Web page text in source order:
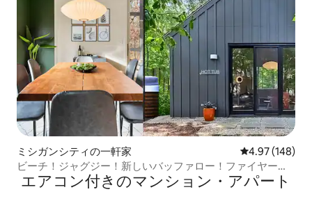
ミシガンシティの一軒家 レビュー148
4.97 (148)
ビーチ！ジャグジー！新しいバッファロー！ファイヤーピ
ット！キングサイズベッド！
エアコン付きのマンション・アパート